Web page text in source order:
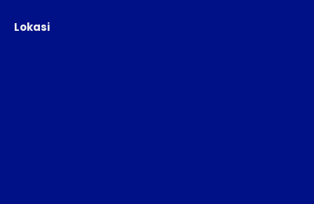
Lokasi